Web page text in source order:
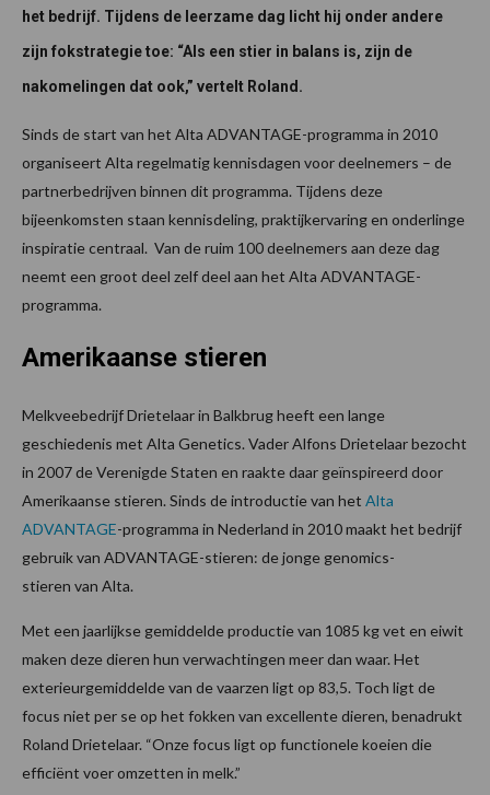
het bedrijf. Tijdens de leerzame dag licht hij onder andere
zijn fokstrategie toe: “Als een stier in balans is, zijn de
nakomelingen dat ook,” vertelt Roland.
Sinds de start van het Alta ADVANTAGE-programma in 2010
organiseert Alta regelmatig kennisdagen voor deelnemers – de
partnerbedrijven binnen dit programma. Tijdens deze
bijeenkomsten staan kennisdeling, praktijkervaring en onderlinge
inspiratie centraal. Van de ruim 100 deelnemers aan deze dag
neemt een groot deel zelf deel aan het Alta ADVANTAGE-
programma.
Amerikaanse stieren
Melkveebedrijf Drietelaar in Balkbrug heeft een lange
geschiedenis met Alta Genetics. Vader Alfons Drietelaar bezocht
in 2007 de Verenigde Staten en raakte daar geïnspireerd door
Amerikaanse stieren. Sinds de introductie van het Alta
ADVANTAGE-programma in Nederland in 2010 maakt het bedrijf
gebruik van ADVANTAGE-stieren: de jonge genomics-
stieren van Alta.
Met een jaarlijkse gemiddelde productie van 1085 kg vet en eiwit
maken deze dieren hun verwachtingen meer dan waar. Het
exterieurgemiddelde van de vaarzen ligt op 83,5. Toch ligt de
focus niet per se op het fokken van excellente dieren, benadrukt
Roland Drietelaar. “Onze focus ligt op functionele koeien die
efficiënt voer omzetten in melk.”